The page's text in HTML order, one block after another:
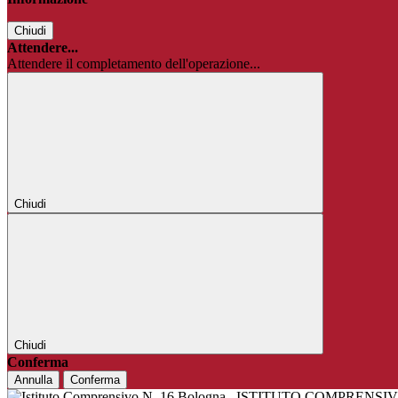
Chiudi
Attendere...
Attendere il completamento dell'operazione...
Chiudi
Chiudi
Conferma
Annulla Conferma